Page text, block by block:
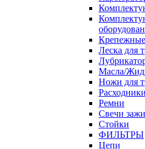
Леска для
Масла/
Ножи для
Ремни
Свечи
Стойки
ФИЛЬТРЫ
Цепи